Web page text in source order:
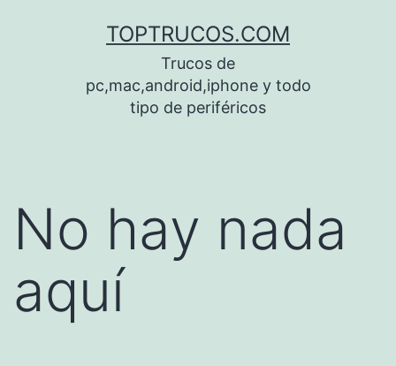
TOPTRUCOS.COM
Trucos de
pc,mac,android,iphone y todo
tipo de periféricos
No hay nada
aquí